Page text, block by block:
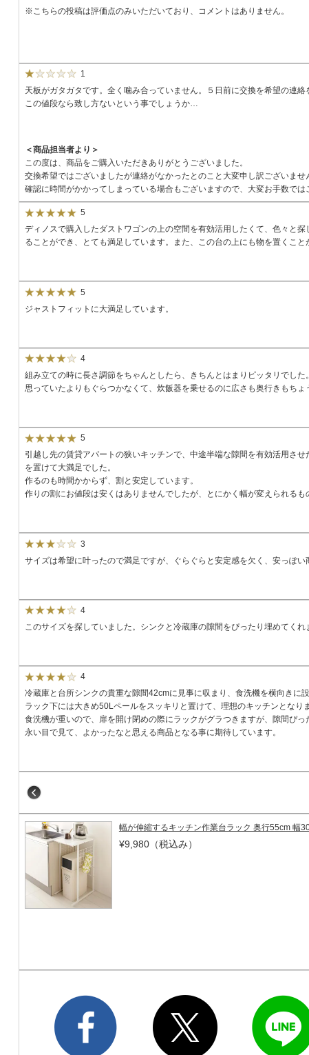
※こちらの投稿は評価点のみいただいており、コメントはありません。
1
天板がガタガタです。全く噛み合っていません。５日前に交換を希望の連
この値段なら致し方ないという事でしょうか…
＜商品担当者より＞
この度は、商品をご購入いただきありがとうございました。
交換希望ではございましたが連絡がなかったとのこと大変申し訳ございませ
確認に時間がかかってしまっている場合もございますので、大変お手数で
5
ディノスで購入したダストワゴンの上の空間を有効活用したくて、色々と
ることができ、とても満足しています。また、この台の上にも物を置くこ
5
ジャストフィットに大満足しています。
4
組み立ての時に長さ調節をちゃんとしたら、きちんとはまりピッタリでした。
思っていたよりもぐらつかなくて、炊飯器を乗せるのに広さも奥行きもちょ
5
引越し先の賃貸アパートの狭いキッチンで、中途半端な隙間を有効活用さ
を置けて大満足でした。
作るのも時間かからず、割と安定しています。
作りの割にお値段は安くはありませんでしたが、とにかく幅が変えられるも
3
サイズは希望に叶ったので満足ですが、ぐらぐらと安定感を欠く、安っぽい
4
このサイズを探していました。シンクと冷蔵庫の隙間をぴったり埋めてくれ
4
冷蔵庫と台所シンクの貴重な隙間42cmに見事に収まり、食洗機を横向きに
ラック下には大きめ50Lペールをスッキリと置けて、理想のキッチンとなり
食洗機が重いので、扉を開け閉めの際にラックがグラつきますが、隙間ぴ
永い目で見て、よかったなと思える商品となる事に期待しています。
幅が伸縮するキッチン作業台ラック 奥行55cm 幅
¥9,980（税込み）